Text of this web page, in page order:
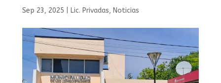
Sep 23, 2025 Lic. Privadas, Noticias